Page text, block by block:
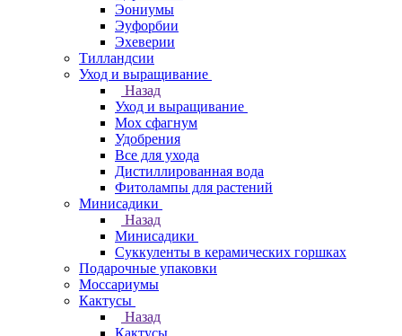
Эониумы
Эуфорбии
Эхеверии
Тилландсии
Уход и выращивание
Назад
Уход и выращивание
Мох сфагнум
Удобрения
Все для ухода
Дистиллированная вода
Фитолампы для растений
Минисадики
Назад
Минисадики
Суккуленты в керамических горшках
Подарочные упаковки
Моссариумы
Кактусы
Назад
Кактусы